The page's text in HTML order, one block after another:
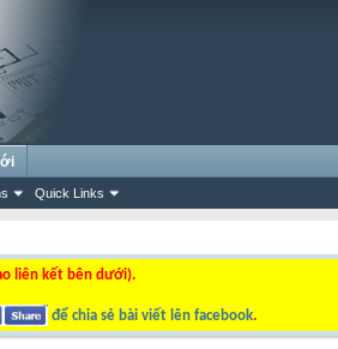
Quick Links
liên kết bên dưới).
để chia sẻ bài viết lên facebook.